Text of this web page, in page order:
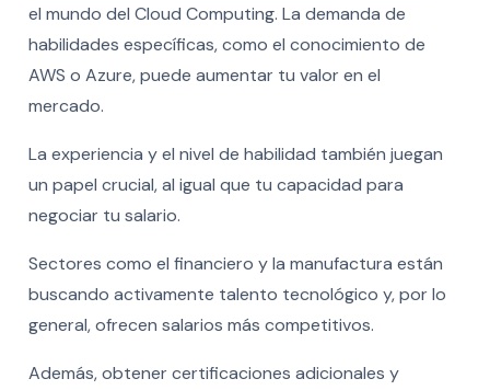
el mundo del Cloud Computing. La demanda de
habilidades específicas, como el conocimiento de
AWS o Azure, puede aumentar tu valor en el
mercado.
La experiencia y el nivel de habilidad también juegan
un papel crucial, al igual que tu capacidad para
negociar tu salario.
Sectores como el financiero y la manufactura están
buscando activamente talento tecnológico y, por lo
general, ofrecen salarios más competitivos.
Además, obtener certificaciones adicionales y